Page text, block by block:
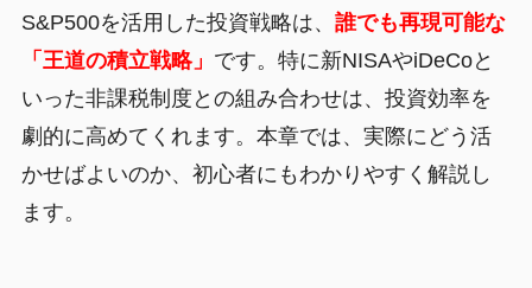
S&P500を活用した投資戦略は、 誰でも再現可能な
「王道の積立戦略」 です。特に新NISAやiDeCoと
いった非課税制度との組み合わせは、投資効率を
劇的に高めてくれます。本章では、実際にどう活
かせばよいのか、初心者にもわかりやすく解説し
ます。